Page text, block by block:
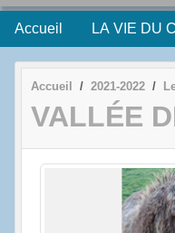
Accueil LA VIE DU
Accueil 2021-2022
VALLÉE